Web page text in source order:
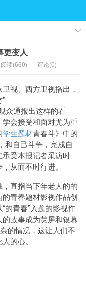
更变人
阅读(660) 评论(0)
视、西方卫视播出，
众通报出这样的看
会接受和面对尤为重
学生题材青春斗》中的
和自己斗争，完成自
受本报记者采访时
从而不时行进。
，直指当下年老人的的
青春题材影视作品创
的青春”入题的影视作
故事成为荧屏和银幕
的情况，这让人们不
的心。